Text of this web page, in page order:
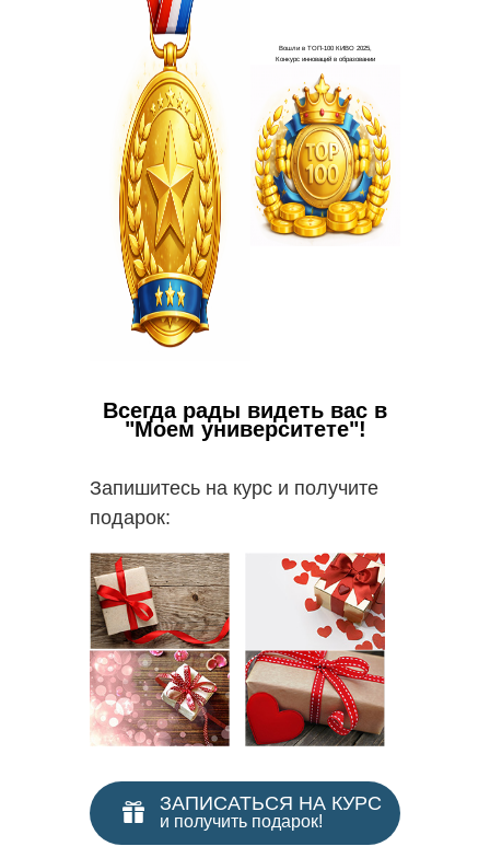
Всегда рады видеть вас в
"Моем университете"!
Запишитесь на курс и получите
подарок:
ЗАПИСАТЬСЯ НА КУРС
и получить подарок!